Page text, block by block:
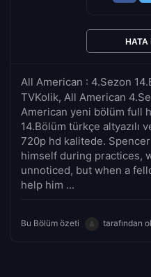
All American : 4.Sezon
TVKolik, All American
American yeni bölüm full
14.Bölüm türkçe altyazılı
720p hd kalitede.
himself during practices,
unnoticed, but when a
help him ...
Bu Bölüm özeti tarafından
HATA